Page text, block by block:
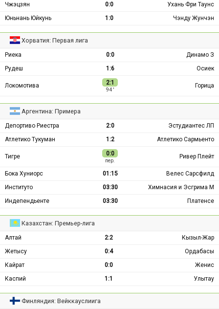
Чжэцзян
0:0
Ухань Фри Таунс
Юньнань Юйкунь
1:0 Чэнду Жунчэн
Хорватия: Первая лига
Риека 0:0
Динамо З
Рудеш
1:6 Осиек
Локомотива 2:1
94 ′
Горица
Аргентина: Примера
Депортиво Риестра 2:0
Эстудиантес ЛП
Атлетико Тукуман
1:2 Атлетико Сармьенто
Тигре 0:0
пер.
Ривер Плейт
Бока Хуниорс 01:15
Велес Сарсфилд
Институто
03:30
Химнасия и Эсгрима М
Индепендьенте
03:30 Платенсе
Казахстан: Премьер-лига
Алтай 2:2
Кызыл-Жар
Жетысу
0:4
Ордабасы
Кайрат
0:0
Женис
Каспий
1:1 Улытау
Финляндия: Вейккауслиига